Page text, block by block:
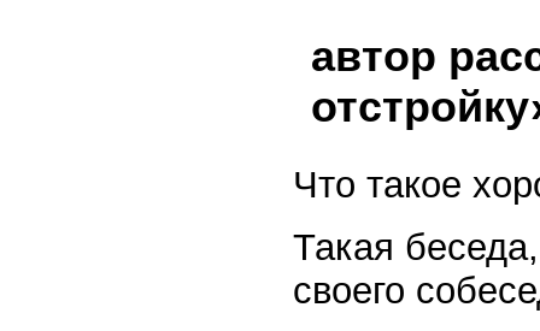
автор
Что такое
Такая
своего